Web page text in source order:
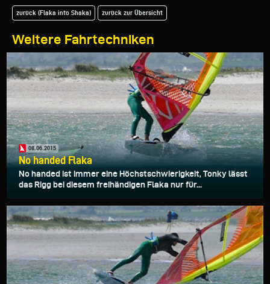
Weitere Fahrtechniken
zurück (Flaka into Shaka) zurück zur Übersicht
08.06.2015
No handed Flaka
No handed ist immer eine Höchstschwierigkeit, Tonky lässt
das Rigg bei diesem freihändigen Flaka nur für...